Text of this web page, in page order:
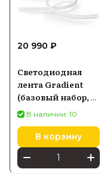
20 990 ₽
Светодиодная
лента Gradient
(базовый набор, 2
м) PHILIPS Hue
White and Color
Ambiance
8719514339965
В наличии: 10
В корзину